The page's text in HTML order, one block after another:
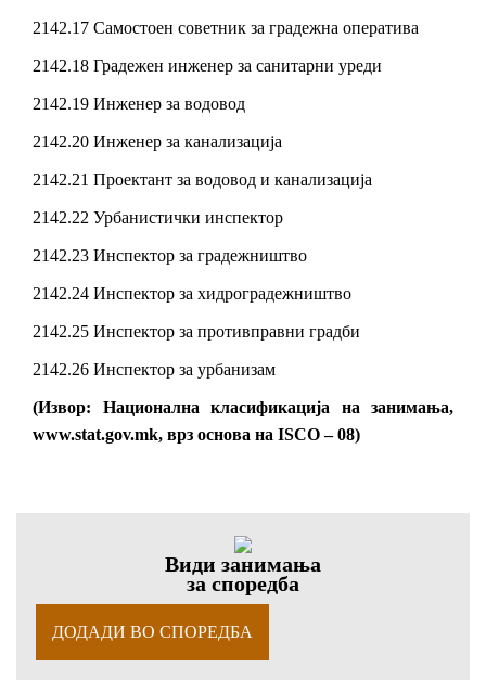
2142.17 Самостоен советник за градежна оператива
2142.18 Градежен инженер за санитарни уреди
2142.19 Инженер за водовод
2142.20 Инженер за канализација
2142.21 Проектант за водовод и канализација
2142.22 Урбанистички инспектор
2142.23 Инспектор за градежништво
2142.24 Инспектор за хидроградежништво
2142.25 Инспектор за противправни градби
2142.26 Инспектор за урбанизам
(Извор: Национална класификација на занимања,
www.stat.gov.mk, врз основа на ISCO – 08)
Види занимања
за споредба